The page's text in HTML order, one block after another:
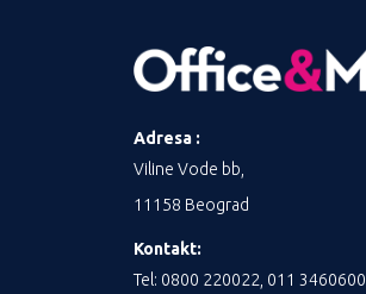
Adresa :
Viline Vode bb,
11158 Beograd
Kontakt:
Tel: 0800 220022, 011 3460600